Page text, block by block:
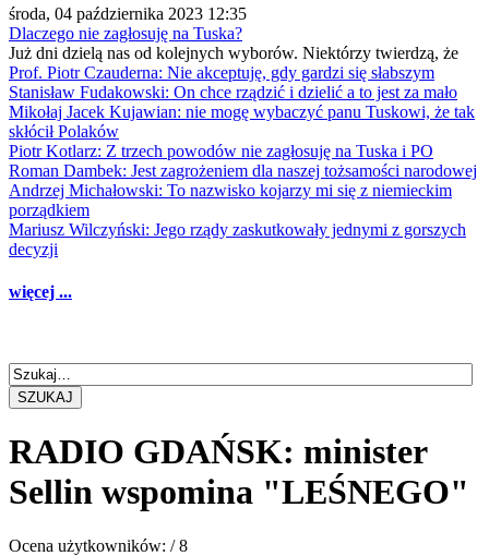
środa, 04 października 2023 12:35
Dlaczego nie zagłosuję na Tuska?
Już dni dzielą nas od kolejnych wyborów. Niektórzy twierdzą, że
Prof. Piotr Czauderna: Nie akceptuję, gdy gardzi się słabszym
Stanisław Fudakowski: On chce rządzić i dzielić a to jest za mało
Mikołaj Jacek Kujawian: nie mogę wybaczyć panu Tuskowi, że tak
skłócił Polaków
Piotr Kotlarz: Z trzech powodów nie zagłosuję na Tuska i PO
Roman Dambek: Jest zagrożeniem dla naszej tożsamości narodowej
Andrzej Michałowski: To nazwisko kojarzy mi się z niemieckim
porządkiem
Mariusz Wilczyński: Jego rządy zaskutkowały jednymi z gorszych
decyzji
więcej ...
SZUKAJ
RADIO GDAŃSK: minister
Sellin wspomina "LEŚNEGO"
Ocena użytkowników: / 8